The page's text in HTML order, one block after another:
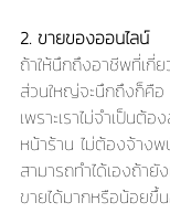
2. ขายของออนไลน์
ถ้าให้นึกถึงอาชีพที่เกี่
ส่วนใหญ่จะนึกถึงก็คือ
เพราะเราไม่จำเป็นต้
หน้าร้าน ไม่ต้องจ้าง
สามารถทำได้เองถ้า
ขายได้มากหรือน้อยขึ้